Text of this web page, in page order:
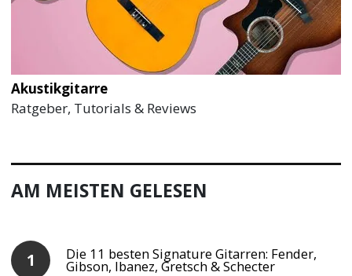
Akustikgitarre
Ratgeber, Tutorials & Reviews
AM MEISTEN GELESEN
Die 11 besten Signature Gitarren: Fender,
Gibson, Ibanez, Gretsch & Schecter